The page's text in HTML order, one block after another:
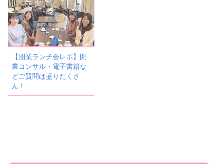
【開業ランチ会レポ】開
業コンサル・電子書籍な
どご質問は盛りだくさ
ん！